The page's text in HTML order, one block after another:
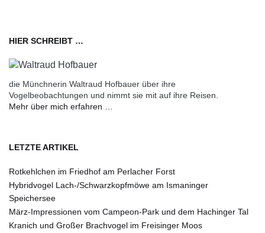
HIER SCHREIBT …
die Münchnerin Waltraud Hofbauer über ihre
Vogelbeobachtungen und nimmt sie mit auf ihre Reisen.
Mehr über mich erfahren …
LETZTE ARTIKEL
Rotkehlchen im Friedhof am Perlacher Forst
Hybridvogel Lach-/Schwarzkopfmöwe am Ismaninger
Speichersee
März-Impressionen vom Campeon-Park und dem Hachinger Tal
Kranich und Großer Brachvogel im Freisinger Moos